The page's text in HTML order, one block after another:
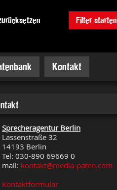
Filter starten
Kontakt
Sprecheragentur Berlin
Lassenstraße 32
14193 Berlin
Tel: 030-890 69669 0
mail: kontakt@media-paten.com
Kontaktformular